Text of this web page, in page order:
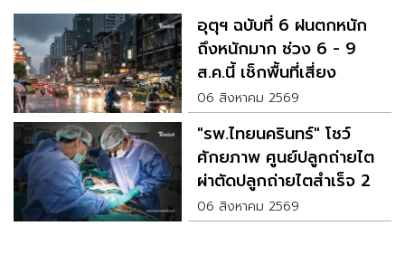
อุตุฯ ฉบับที่ 6 ฝนตกหนัก
ถึงหนักมาก ช่วง 6 - 9
ส.ค.นี้ เช็กพื้นที่เสี่ยง
06 สิงหาคม 2569
"รพ.ไทยนครินทร์" โชว์
ศักยภาพ ศูนย์ปลูกถ่ายไต
ผ่าตัดปลูกถ่ายไตสำเร็จ 2
รายพร้อมกัน
06 สิงหาคม 2569